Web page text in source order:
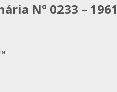
Nº 0233 – 1961